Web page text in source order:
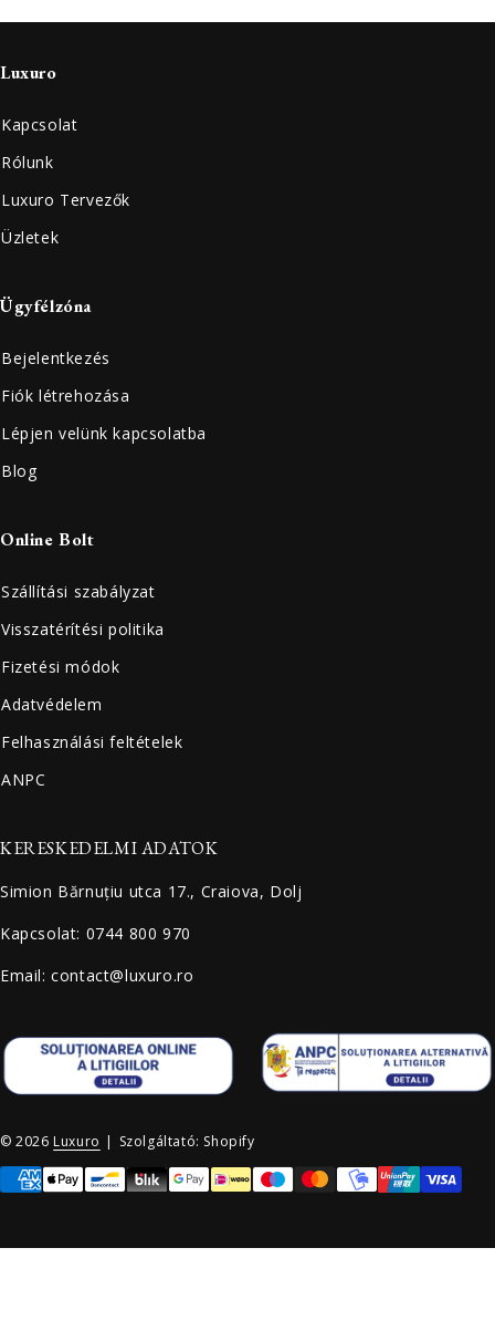
Luxuro
Kapcsolat
Rólunk
Luxuro Tervezők
Üzletek
Ügyfélzóna
Bejelentkezés
Fiók létrehozása
Lépjen velünk kapcsolatba
Blog
Online Bolt
Szállítási szabályzat
Visszatérítési politika
Fizetési módok
Adatvédelem
Felhasználási feltételek
ANPC
KERESKEDELMI ADATOK
Simion Bărnuțiu utca 17., Craiova, Dolj
Kapcsolat: 0744 800 970
Email: contact@luxuro.ro
© 2026 Luxuro | Szolgáltató: Shopify
Fizetési módok